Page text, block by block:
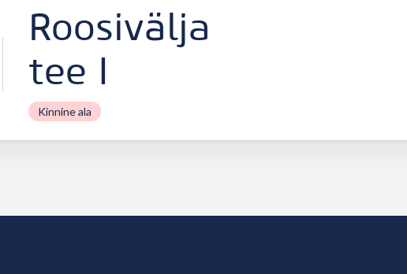
Roosivälja
tee I
Kinnine ala